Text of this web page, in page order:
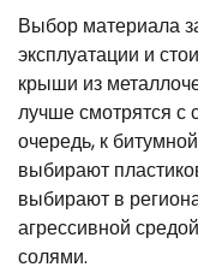
Выбор материала
эксплуатации и
крыши из
лучше смотрятся с
очередь, к
выбирают
выбирают в
агрессивной
солями.